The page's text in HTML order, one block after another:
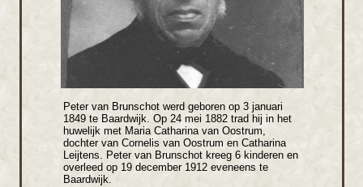
Peter van Brunschot werd geboren op 3 januari
1849 te Baardwijk. Op 24 mei 1882 trad hij in het
huwelijk met Maria Catharina van Oostrum,
dochter van Cornelis van Oostrum en Catharina
Leijtens. Peter van Brunschot kreeg 6 kinderen en
overleed op 19 december 1912 eveneens te
Baardwijk.